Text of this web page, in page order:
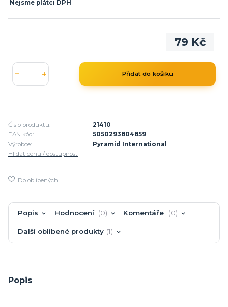
Nejsme plátci DPH
79 Kč
Přidat do košíku
Číslo produktu:
21410
EAN kód:
5050293804859
Výrobce:
Pyramid International
Hlídat cenu / dostupnost
Do oblíbených
Popis Hodnocení 0 Komentáře 0
Další oblíbené produkty 1
Popis